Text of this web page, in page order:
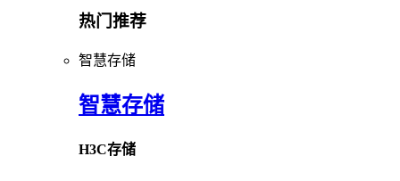
热门推荐
智慧存储
智慧存储
H3C存储